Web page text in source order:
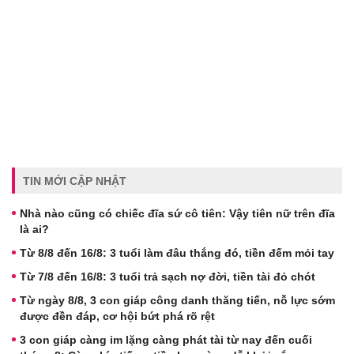
TIN MỚI CẬP NHẬT
Nhà nào cũng có chiếc đĩa sứ cô tiên: Vậy tiên nữ trên đĩa
là ai?
Từ 8/8 đến 16/8: 3 tuổi làm đâu thắng đó, tiền đếm mỏi tay
Từ 7/8 đến 16/8: 3 tuổi trả sạch nợ đời, tiền tài đỏ chót
Từ ngày 8/8, 3 con giáp công danh thăng tiến, nỗ lực sớm
được đền đáp, cơ hội bứt phá rõ rệt
3 con giáp càng im lặng càng phát tài từ nay đến cuối